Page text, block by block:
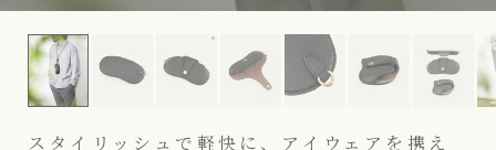
シュリンク アイウェアケース《Combi》 - Black -
シュリンク アイウェアケース《Combi》
スタイリッシュで軽快に、アイウェアを携え